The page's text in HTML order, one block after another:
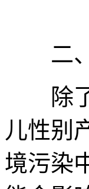
二、
除了
儿性别
境污染